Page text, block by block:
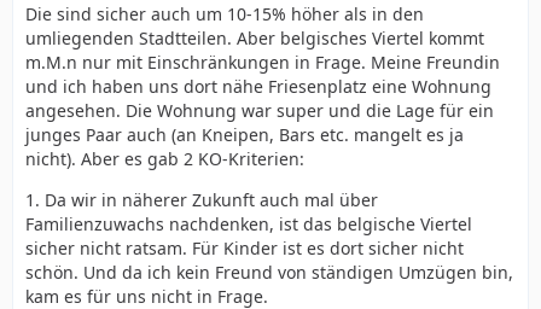
Die sind sicher auch um 10-15% höher als in den
umliegenden Stadtteilen. Aber belgisches Viertel kommt
m.M.n nur mit Einschränkungen in Frage. Meine Freundin
und ich haben uns dort nähe Friesenplatz eine Wohnung
angesehen. Die Wohnung war super und die Lage für ein
junges Paar auch (an Kneipen, Bars etc. mangelt es ja
nicht). Aber es gab 2 KO-Kriterien:
1. Da wir in näherer Zukunft auch mal über
Familienzuwachs nachdenken, ist das belgische Viertel
sicher nicht ratsam. Für Kinder ist es dort sicher nicht
schön. Und da ich kein Freund von ständigen Umzügen bin,
kam es für uns nicht in Frage.